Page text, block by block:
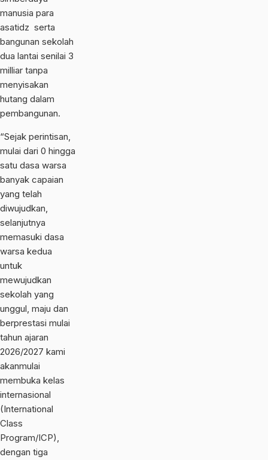
manusia para
asatidz serta
bangunan sekolah
dua lantai senilai 3
milliar tanpa
menyisakan
hutang dalam
pembangunan.
“Sejak perintisan,
mulai dari 0 hingga
satu dasa warsa
banyak capaian
yang telah
diwujudkan,
selanjutnya
memasuki dasa
warsa kedua
untuk
mewujudkan
sekolah yang
unggul, maju dan
berprestasi mulai
tahun ajaran
2026/2027 kami
akanmulai
membuka kelas
internasional
(International
Class
Program/ICP),
dengan tiga